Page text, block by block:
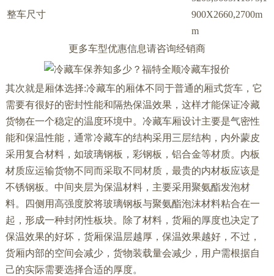
整车尺寸
900X2660,2700m
m
更多车型优惠信息请咨询经销商
其次就是厢体选择:冷藏车的厢体不同于普通的厢式货车，它
需要有很好的密封性能和隔热保温效果，这样才能保证冷藏
货物在一个稳定的温度环境中。冷藏车厢设计主要是气密性
能和保温性能，通常冷藏车的结构采用三层结构，内外蒙皮
采用复合材料，如玻璃钢板，彩钢板，铝合金等材质。内板
材质应运输货物不同而采取不同材质，最贵的内材板应该是
不锈钢板。中间夹层为保温材料，主要采用聚氨酯发泡材
料。四侧用高强度胶将玻璃钢板与聚氨酯泡沫材料粘合在一
起，形成一种封闭性板块。除了材料，货厢的厚度也决定了
保温效果的好坏，货厢保温层越厚，保温效果越好，不过，
货厢内部的空间会减少，货物装载量会减少，用户需根据自
己的实际需要选择合适的厚度。